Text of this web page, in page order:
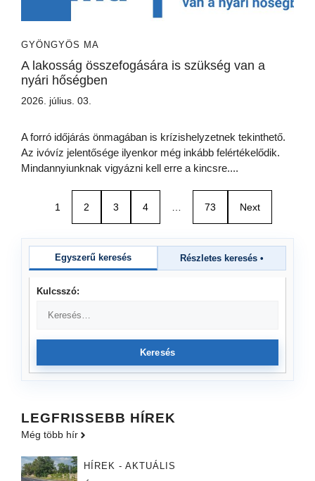
GYÖNGYÖS MA
A lakosság összefogására is szükség van a
nyári hőségben
2026. július. 03.
A forró időjárás önmagában is krízishelyzetnek tekinthető.
Az ivóvíz jelentősége ilyenkor még inkább felértékelődik.
Mindannyiunknak vigyázni kell erre a kincsre....
1 2 3 4 … 73 Next
Egyszerű keresés Részletes keresés •
Kulcsszó:
Keresés
LEGFRISSEBB HÍREK
Még több hír
HÍREK - AKTUÁLIS